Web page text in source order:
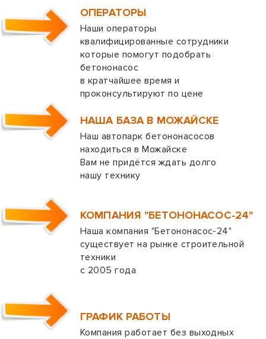
ОПЕРАТОРЫ
Наши операторы
квалифицированные сотрудники
которые помогут подобрать
бетононасос
в кратчайшее время и
проконсультируют по цене
НАША БАЗА В МОЖАЙСКЕ
Наш автопарк бетононасосов
находиться в Можайске
Вам не придётся ждать долго
нашу технику
КОМПАНИЯ "БЕТОНОНАСОС-24"
Наша компания "Бетононасос-24"
существует на рынке строительной
техники
с 2005 года
ГРАФИК РАБОТЫ
Компания работает без выходных